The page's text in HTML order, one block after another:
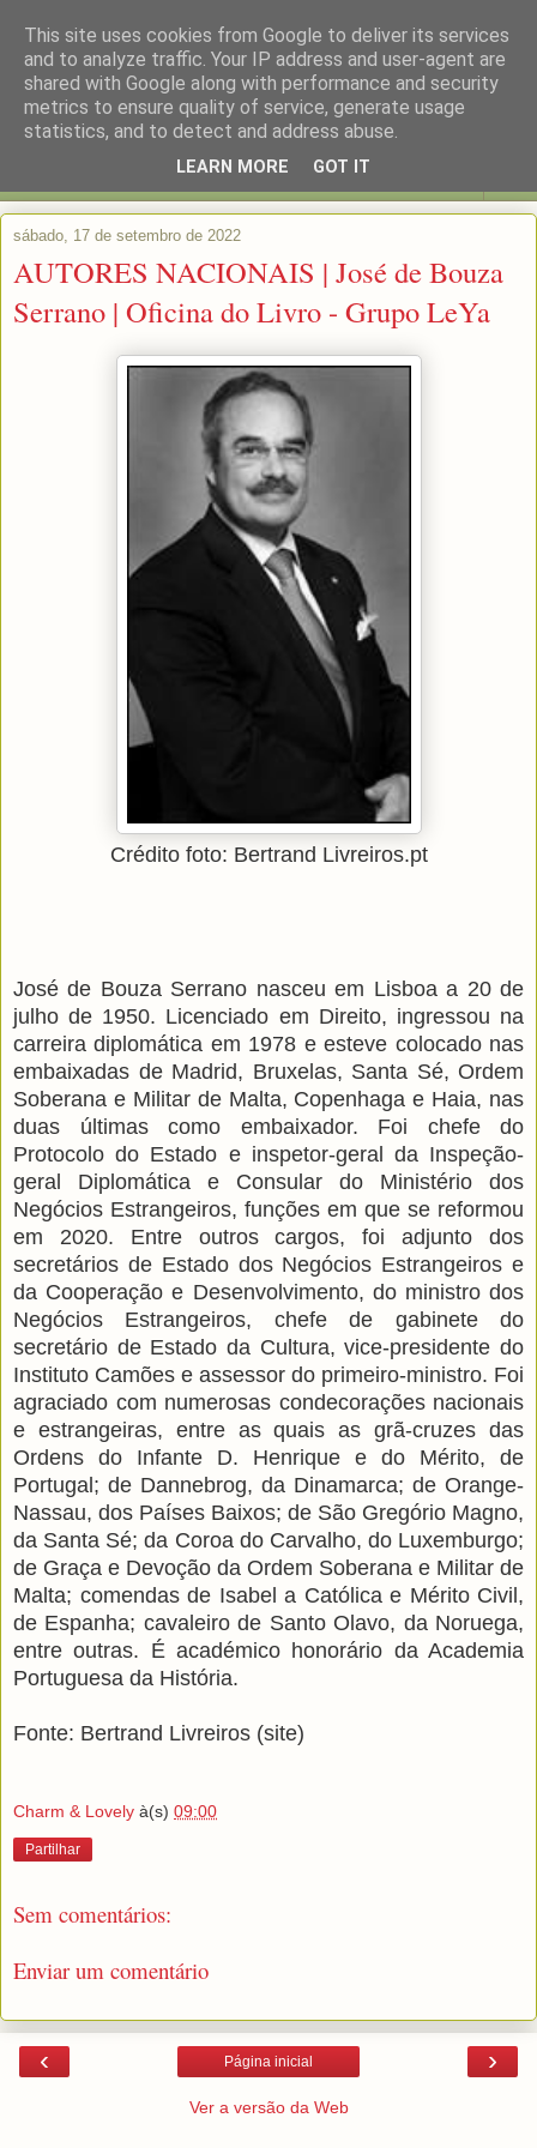
sábado, 17 de setembro de 2022
AUTORES NACIONAIS | José de Bouza
Serrano | Oficina do Livro - Grupo LeYa
Crédito foto: Bertrand Livreiros.pt
José de Bouza Serrano nasceu em Lisboa a 20 de
julho de 1950. Licenciado em Direito, ingressou na
carreira diplomática em 1978 e esteve colocado nas
embaixadas de Madrid, Bruxelas, Santa Sé, Ordem
Soberana e Militar de Malta, Copenhaga e Haia, nas
duas últimas como embaixador. Foi chefe do
Protocolo do Estado e inspetor-geral da Inspeção-
geral Diplomática e Consular do Ministério dos
Negócios Estrangeiros, funções em que se reformou
em 2020. Entre outros cargos, foi adjunto dos
secretários de Estado dos Negócios Estrangeiros e
da Cooperação e Desenvolvimento, do ministro dos
Negócios Estrangeiros, chefe de gabinete do
secretário de Estado da Cultura, vice-presidente do
Instituto Camões e assessor do primeiro-ministro. Foi
agraciado com numerosas condecorações nacionais
e estrangeiras, entre as quais as grã-cruzes das
Ordens do Infante D. Henrique e do Mérito, de
Portugal; de Dannebrog, da Dinamarca; de Orange-
Nassau, dos Países Baixos; de São Gregório Magno,
da Santa Sé; da Coroa do Carvalho, do Luxemburgo;
de Graça e Devoção da Ordem Soberana e Militar de
Malta; comendas de Isabel a Católica e Mérito Civil,
de Espanha; cavaleiro de Santo Olavo, da Noruega,
entre outras. É académico honorário da Academia
Portuguesa da História.
Fonte: Bertrand Livreiros (site)
Charm & Lovely à(s) 09:00
Partilhar
Sem comentários:
Enviar um comentário
‹ ›
Página inicial
Ver a versão da Web
This site uses cookies from Google to deliver its services
and to analyze traffic. Your IP address and user-agent are
shared with Google along with performance and security
metrics to ensure quality of service, generate usage
statistics, and to detect and address abuse.
LEARN MORE GOT IT